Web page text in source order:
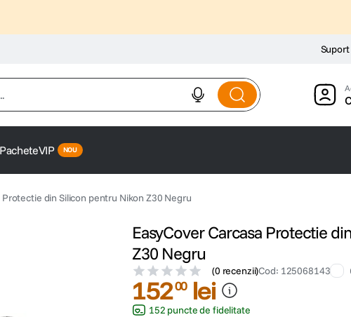
Suport
PacheteVIP
Protectie din Silicon pentru Nikon Z30 Negru
EasyCover Carcasa Protectie
Z30 Negru
(0 recenzii)Cod: 125068143
15200 lei
152 puncte de fidelitate